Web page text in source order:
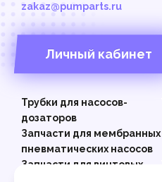
Трубки для насосов-
дозаторов
Запчасти для мембранных
пневматических насосов
Запчасти для винтовых
zakaz@pumparts.ru
Личный кабинет